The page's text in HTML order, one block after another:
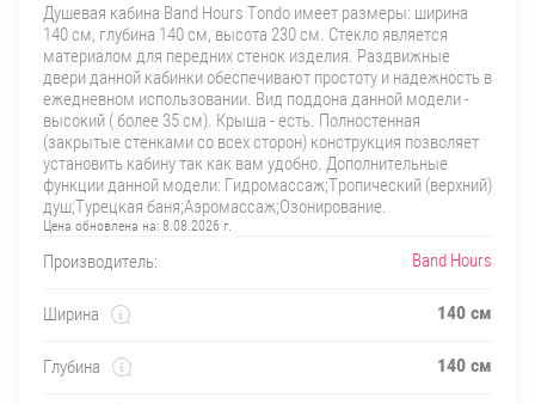
Душевая кабина Band Hours Tondo имеет размеры: ширина
140 см, глубина 140 см, высота 230 см. Стекло является
материалом для передних стенок изделия. Раздвижные
двери данной кабинки обеспечивают простоту и надежность в
ежедневном использовании. Вид поддона данной модели -
высокий ( более 35 см). Крыша - есть. Полностенная
(закрытые стенками со всех сторон) конструкция позволяет
установить кабину так как вам удобно. Дополнительные
функции данной модели: Гидромассаж;Тропический (верхний)
душ;Турецкая баня;Аэромассаж;Озонирование.
Цена обновлена на: 8.08.2026 г.
Производитель: Band Hours
Ширина 140 см
Глубина 140 см